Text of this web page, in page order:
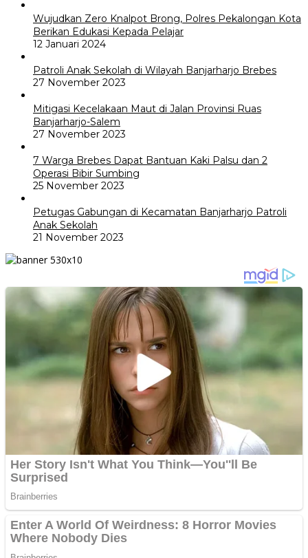
Wujudkan Zero Knalpot Brong, Polres Pekalongan Kota
Berikan Edukasi Kepada Pelajar
12 Januari 2024
Patroli Anak Sekolah di Wilayah Banjarharjo Brebes
27 November 2023
Mitigasi Kecelakaan Maut di Jalan Provinsi Ruas
Banjarharjo-Salem
27 November 2023
7 Warga Brebes Dapat Bantuan Kaki Palsu dan 2
Operasi Bibir Sumbing
25 November 2023
Petugas Gabungan di Kecamatan Banjarharjo Patroli
Anak Sekolah
21 November 2023